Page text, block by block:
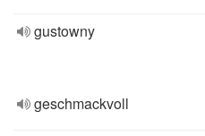
gustowny
geschmackvoll